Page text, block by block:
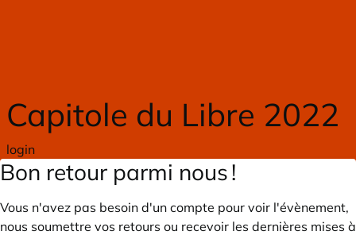
Capitole du Libre 2022
login
Bon retour parmi nous !
Vous n'avez pas besoin d'un compte pour voir l'évènement,
nous soumettre vos retours ou recevoir les dernières mises à